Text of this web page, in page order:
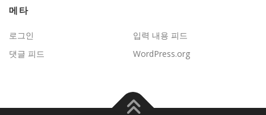
메타
로그인
입력 내용 피드
댓글 피드
WordPress.org